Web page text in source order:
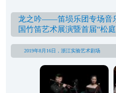
龙之吟——笛埙乐团专场音
国竹笛艺术展演暨首届“松
2019年8月16日，浙江实验艺术剧场